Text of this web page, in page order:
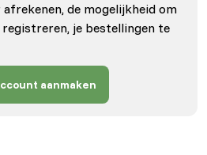
de mogelijkheid om
je bestellingen te
aanmaken